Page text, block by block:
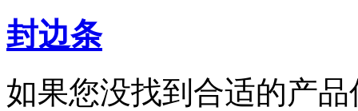
封边条
如果您没找到合适的产品